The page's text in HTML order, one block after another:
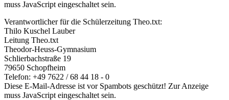
muss JavaScript eingeschaltet sein.
Verantwortlicher für die Schülerzeitung Theo.txt:
Thilo Kuschel Lauber
Leitung Theo.txt
Theodor-Heuss-Gymnasium
Schlierbachstraße 19
79650 Schopfheim
Telefon: +49 7622 / 68 44 18 - 0
Diese E-Mail-Adresse ist vor Spambots geschützt! Zur Anzeige
muss JavaScript eingeschaltet sein.